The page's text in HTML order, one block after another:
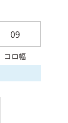
09
コロ幅